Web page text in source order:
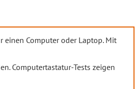
einen Computer oder Laptop. Mit
Computertastatur-Tests zeigen